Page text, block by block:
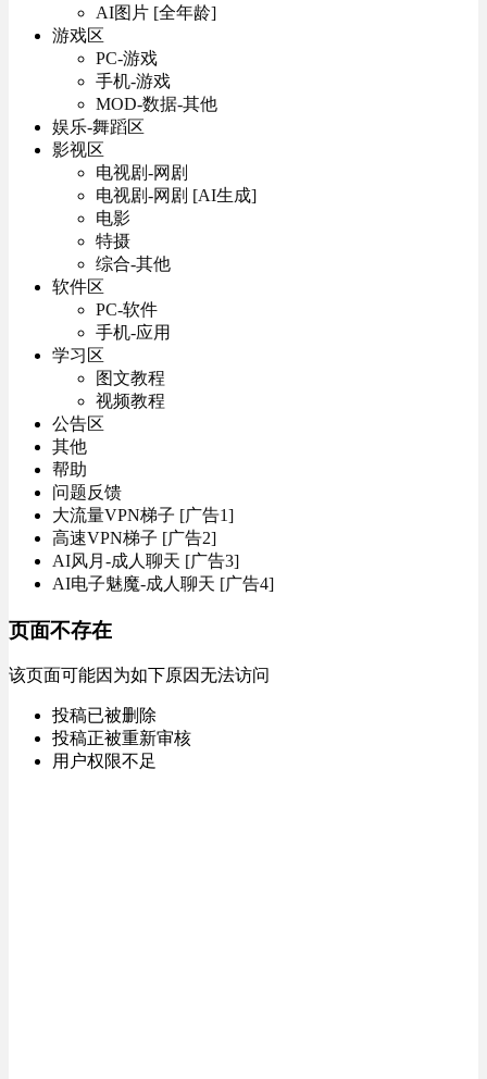
AI图片 [全年龄]
游戏区
PC-游戏
手机-游戏
MOD-数据-其他
娱乐-舞蹈区
影视区
电视剧-网剧
电视剧-网剧 [AI生成]
电影
特摄
综合-其他
软件区
PC-软件
手机-应用
学习区
图文教程
视频教程
公告区
其他
帮助
问题反馈
大流量VPN梯子 [广告1]
高速VPN梯子 [广告2]
AI风月-成人聊天 [广告3]
AI电子魅魔-成人聊天 [广告4]
页面不存在
该页面可能因为如下原因无法访问
投稿已被删除
投稿正被重新审核
用户权限不足